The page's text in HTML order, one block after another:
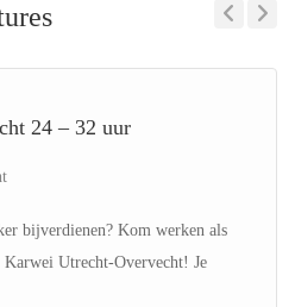
24 – 32 uur
bijverdienen? Kom werken als
Utrecht-Overvecht! Je